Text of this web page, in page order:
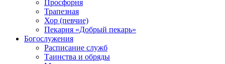
Просфорня
Трапезная
Хор (певчие)
Пекарня «Добрый пекарь»
Богослужения
Расписание служб
Таинства и обряды